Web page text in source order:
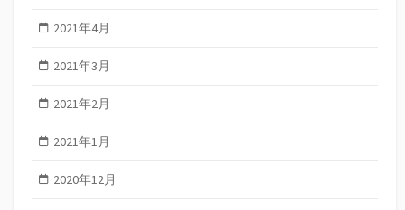
2021年4月
2021年3月
2021年2月
2021年1月
2020年12月